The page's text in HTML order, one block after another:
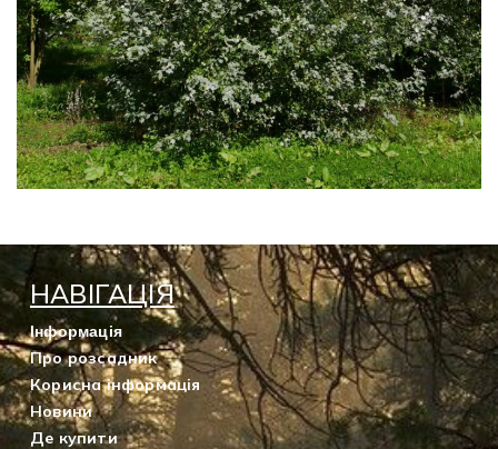
НАВІГАЦІЯ
Інформація
Про розсадник
Корисна інформація
Новини
Де купити